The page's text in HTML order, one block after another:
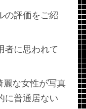
の評価をご紹
者に思われて
麗な女性が写真
に普通居ない